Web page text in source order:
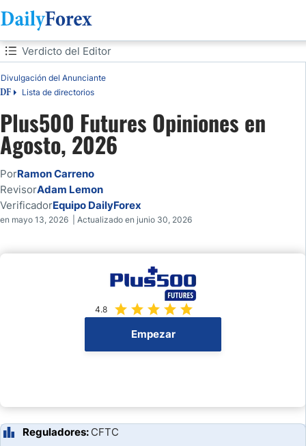
Tabla de contenidos
DF Lista de directorios
Divulgación del Anunciante
Verdicto del Editor
Verdicto del Editor
Normativa y Seguridad de los Futuros de Plus500
Comisiones y Costos
Activos Disponibles
Plataformas de Trading
Bonos y Promociones
Cómo Abrir una Cuenta en Plus500 Futures en 4 Pasos
Plus500 Futures Opiniones en
Agosto, 2026
PorRamon Carreno
RevisorAdam Lemon
VerificadorEquipo DailyForex
en mayo 13, 2026 | Actualizado en junio 30, 2026
4.8
Empezar
Reguladores: CFTC